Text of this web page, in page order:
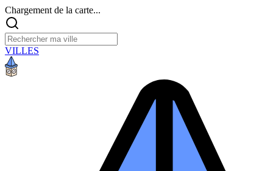
Chargement de la carte...
VILLES